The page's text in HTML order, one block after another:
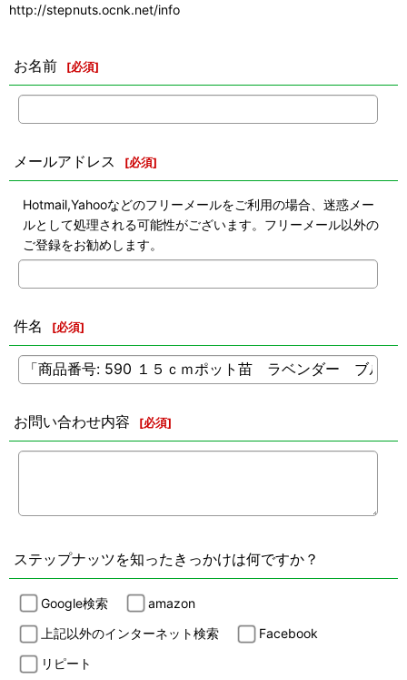
http://stepnuts.ocnk.net/info
お名前 [必須]
メールアドレス [必須]
Hotmail,Yahooなどのフリーメールをご利用の場合、迷惑メー
ルとして処理される可能性がございます。フリーメール以外の
ご登録をお勧めします。
件名 [必須]
お問い合わせ内容 [必須]
ステップナッツを知ったきっかけは何ですか？
Google検索
amazon
上記以外のインターネット検索
Facebook
リピート